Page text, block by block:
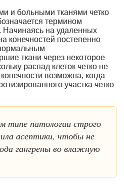
и больными тканями четко
термином
на удаленных
конечностей постепенно
ткани через некоторое
распад клеток четко не
возможна, когда
участка четко
типе патологии строго
асептики, чтобы не
гангрены во влажную